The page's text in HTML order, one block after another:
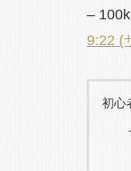
–
9:22 (
初心